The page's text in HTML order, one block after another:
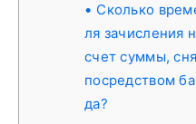
Сколько
ля зачисления
счет суммы,
посредством
да?